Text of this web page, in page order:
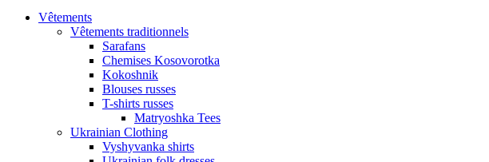
Vêtements
Vêtements traditionnels
Sarafans
Chemises Kosovorotka
Kokoshnik
Blouses russes
T-shirts russes
Matryoshka Tees
Ukrainian Clothing
Vyshyvanka shirts